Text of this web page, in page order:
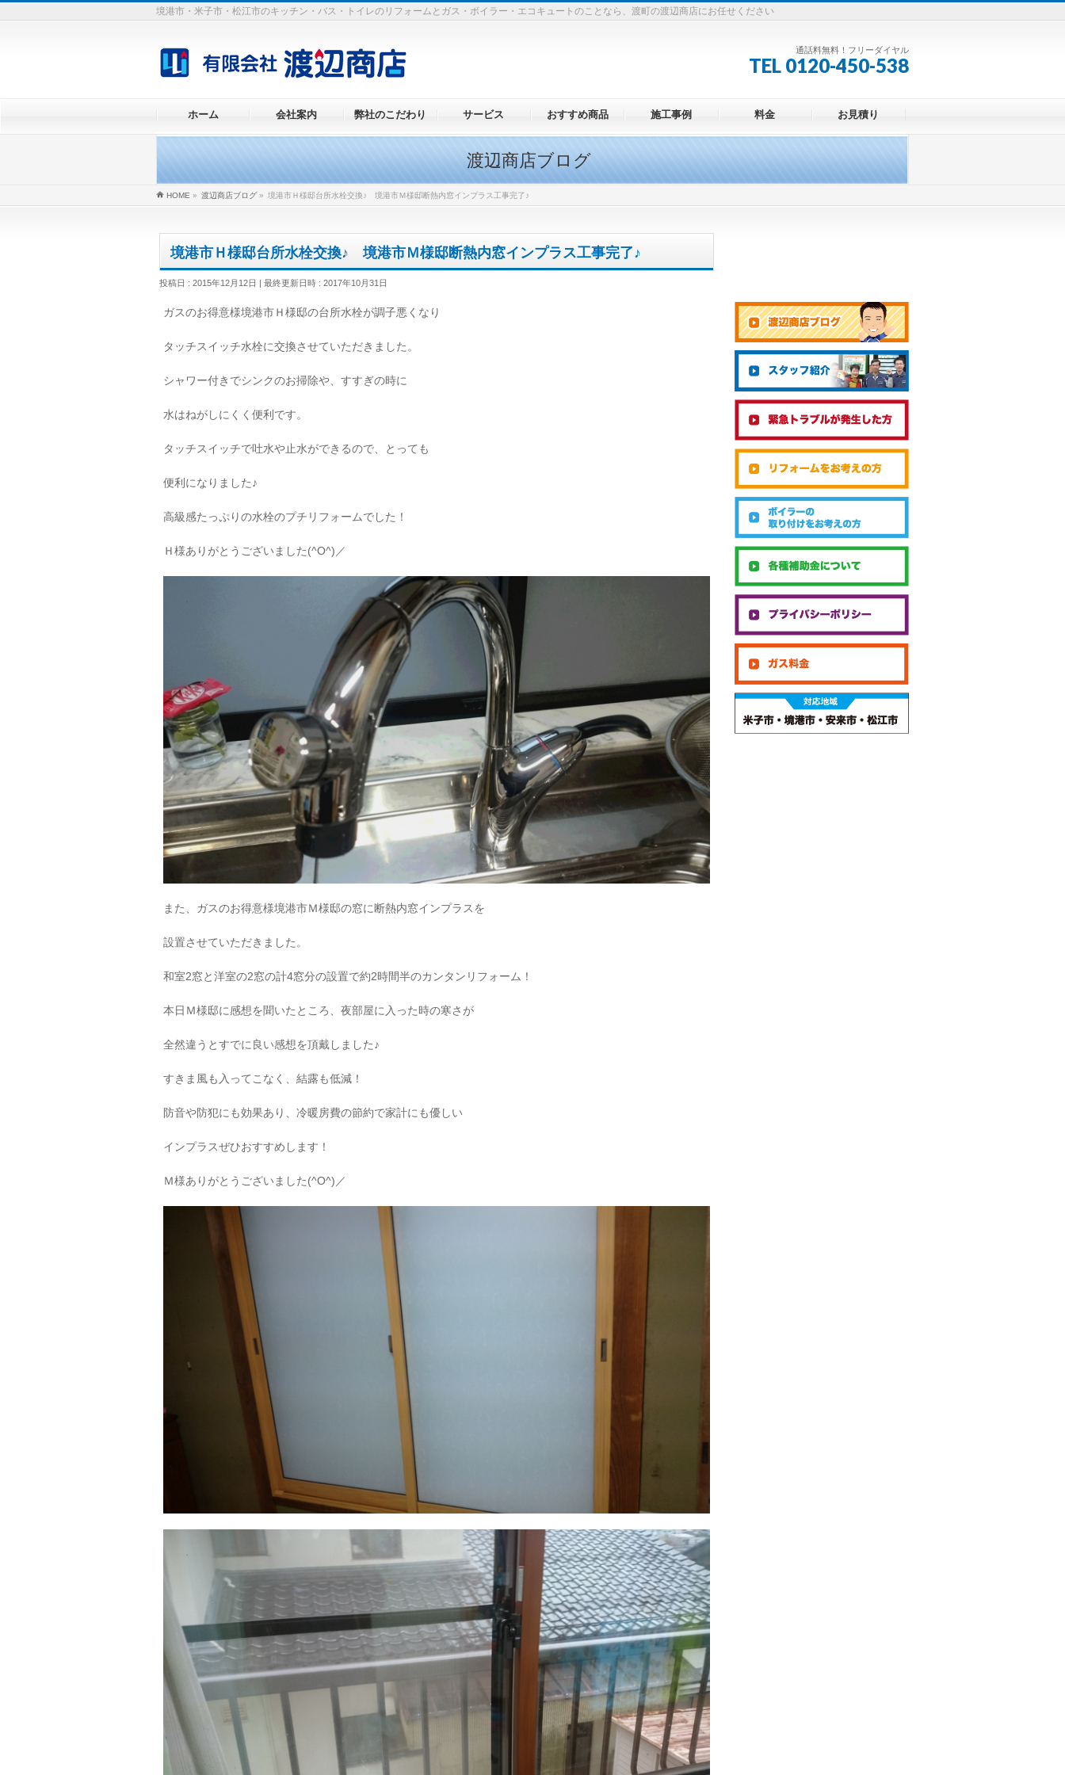
境港市・米子市・松江市のキッチン・バス・トイレのリフォームとガス・ボイラー・エコキュートのことなら、渡町の渡辺商店にお任せください
通話料無料！フリーダイヤル
TEL 0120-450-538
ホーム 会社案内 弊社のこだわり サービス おすすめ商品 施工事例 料金 お見積り
渡辺商店ブログ
HOME » 渡辺商店ブログ » 境港市Ｈ様邸台所水栓交換♪ 境港市Ｍ様邸断熱内窓インプラス工事完了♪
境港市Ｈ様邸台所水栓交換♪ 境港市Ｍ様邸断熱内窓インプラス工事完了♪
投稿日 : 2015年12月12日 最終更新日時 : 2017年10月31日
ガスのお得意様境港市Ｈ様邸の台所水栓が調子悪くなり
タッチスイッチ水栓に交換させていただきました。
シャワー付きでシンクのお掃除や、すすぎの時に
水はねがしにくく便利です。
タッチスイッチで吐水や止水ができるので、とっても
便利になりました♪
高級感たっぷりの水栓のプチリフォームでした！
Ｈ様ありがとうございました(^O^)／
また、ガスのお得意様境港市Ｍ様邸の窓に断熱内窓インプラスを
設置させていただきました。
和室2窓と洋室の2窓の計4窓分の設置で約2時間半のカンタンリフォーム！
本日Ｍ様邸に感想を聞いたところ、夜部屋に入った時の寒さが
全然違うとすでに良い感想を頂戴しました♪
すきま風も入ってこなく、結露も低減！
防音や防犯にも効果あり、冷暖房費の節約で家計にも優しい
インプラスぜひおすすめします！
Ｍ様ありがとうございました(^O^)／